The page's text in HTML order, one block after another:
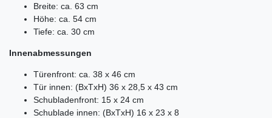
Breite: ca. 63 cm
Höhe: ca. 54 cm
Tiefe: ca. 30 cm
Innenabmessungen
Türenfront: ca. 38 x 46 cm
Tür innen: (BxTxH) 36 x 28,5 x 43 cm
Schubladenfront: 15 x 24 cm
Schublade innen: (BxTxH) 16 x 23 x 8